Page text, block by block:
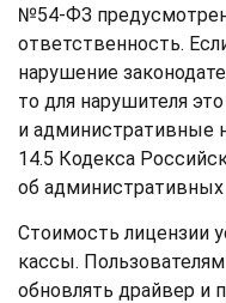
№54-ФЗ
ответственность.
нарушение
то для нарушителя
и административные
14.5 Кодекса
об
Стоимость лицензии
кассы.
обновлять драйвер и